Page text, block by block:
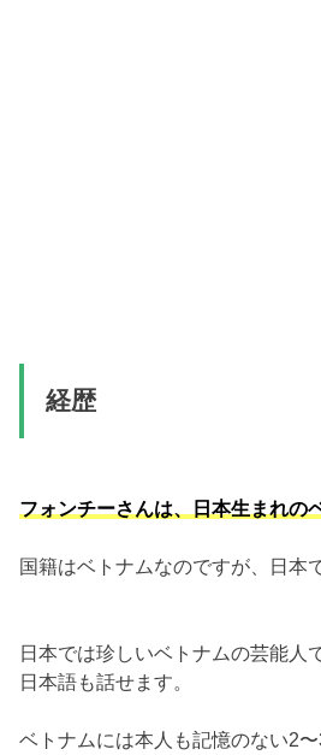
経歴
フォンチーさんは、日本生まれの
国籍はベトナムなのですが、日本
日本では珍しいベトナムの芸能人
日本語も話せます。
ベトナムには本人も記憶のない2